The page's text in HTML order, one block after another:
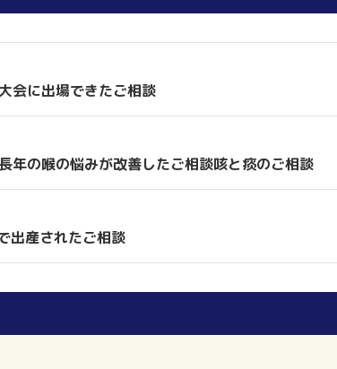
会に出場できたご相談
年の喉の悩みが改善したご相談咳と痰のご相談
出産されたご相談